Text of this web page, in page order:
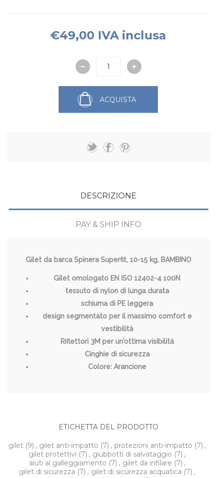
€49,00 IVA inclusa
ACQUISTA
DESCRIZIONE
PAY & SHIP INFO
Gilet da barca Spinera Superfit, 10-15 kg, BAMBINO
Gilet omologato EN ISO 12402-4 100N
tessuto di nylon di lunga durata
schiuma di PE leggera
design segmentato per il massimo comfort e
vestibilità
Riflettori 3M per un'ottima visibilità
Cinghie di sicurezza
Colore: Arancione
ETICHETTA DEL PRODOTTO
gilet (9) , gilet anti-impatto (7) , protezioni anti-impatto (7) ,
gilet protettivi (7) , giubbotti di salvataggio (7) ,
aiuti al galleggiamento (7) , gilet da infilare (7) ,
gilet di sicurezza (7) , gilet di sicurezza acquatica (7) ,